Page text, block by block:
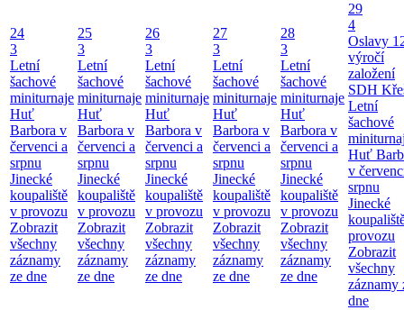
24
3
Letní
šachové
miniturnaje
Huť
Barbora v
červenci a
srpnu
Jinecké
koupaliště
v provozu
Zobrazit
všechny
záznamy
ze dne
25
3
Letní
šachové
miniturnaje
Huť
Barbora v
červenci a
srpnu
Jinecké
koupaliště
v provozu
Zobrazit
všechny
záznamy
ze dne
26
3
Letní
šachové
miniturnaje
Huť
Barbora v
červenci a
srpnu
Jinecké
koupaliště
v provozu
Zobrazit
všechny
záznamy
ze dne
27
3
Letní
šachové
miniturnaje
Huť
Barbora v
červenci a
srpnu
Jinecké
koupaliště
v provozu
Zobrazit
všechny
záznamy
ze dne
28
3
Letní
šachové
miniturnaje
Huť
Barbora v
červenci a
srpnu
Jinecké
koupaliště
v provozu
Zobrazit
všechny
záznamy
ze dne
29
4
Oslavy
výročí
založení
SDH
Letní
šachové
Huť
v
srpnu
Jinecké
provozu
Zobrazit
všechny
záznamy
dne